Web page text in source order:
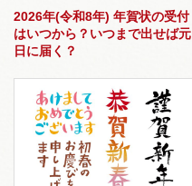
2026年(令和8年) 年賀状の受付
はいつから？いつまで出せば元
日に届く？